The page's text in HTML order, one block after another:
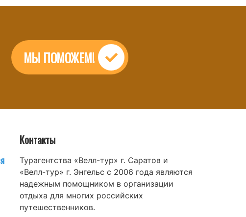
МЫ ПОМОЖЕМ!
Контакты
Турагентства «Велл-тур» г. Саратов и
«Велл-тур» г. Энгельс с 2006 года являются
надежным помощником в организации
отдыха для многих российских
путешественников.